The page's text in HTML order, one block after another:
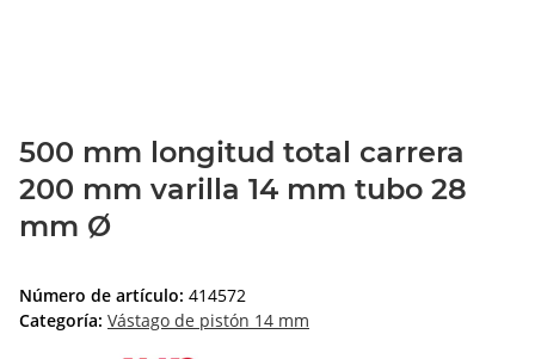
500 mm longitud total carrera
200 mm varilla 14 mm tubo 28
mm Ø
Número de artículo: 414572
Categoría: Vástago de pistón 14 mm